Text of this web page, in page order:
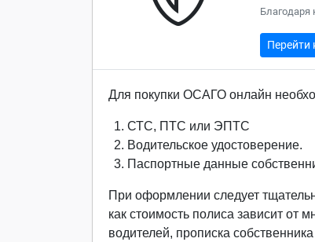
Благодаря
Перейти
Для покупки ОСАГО онлайн
СТС, ПТС или ЭПТС
Водительское удостоверение.
Паспортные данные
При оформлении следует
как стоимость полиса зависит от
водителей, прописка